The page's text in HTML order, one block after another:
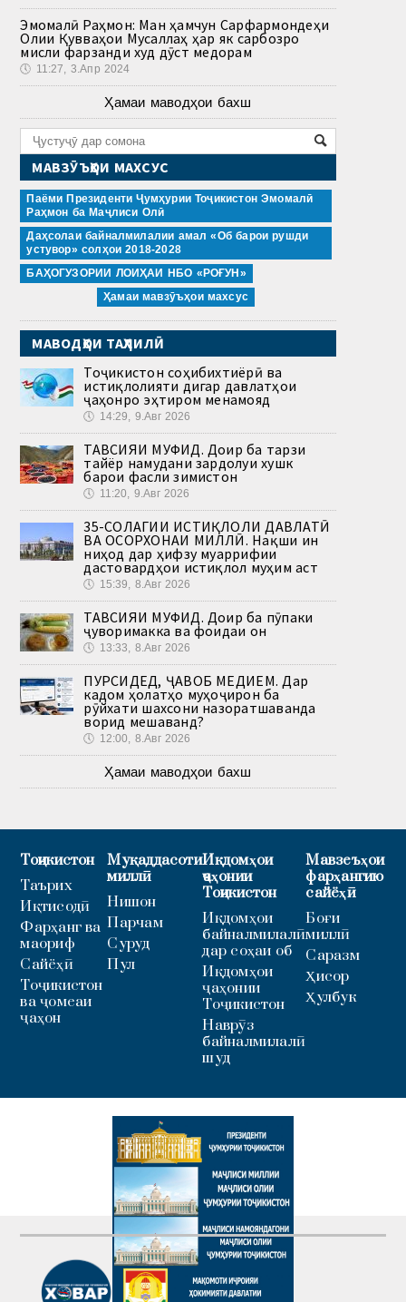
Эмомалӣ Раҳмон: Ман ҳамчун Сарфармондеҳи
Олии Қувваҳои Мусаллаҳ ҳар як сарбозро
мисли фарзанди худ дӯст медорам
🕔 11:27, 3.Апр 2024
Ҳамаи маводҳои бахш
МАВЗӮЪҲОИ МАХСУС
Паёми Президенти Ҷумҳурии Тоҷикистон Эмомалӣ
Раҳмон ба Маҷлиси Олӣ
Даҳсолаи байналмилалии амал «Об барои рушди
устувор» солҳои 2018-2028
БАҲОГУЗОРИИ ЛОИҲАИ НБО «РОҒУН»
Ҳамаи мавзӯъҳои махсус
МАВОДҲОИ ТАҲЛИЛӢ
Тоҷикистон соҳибихтиёрӣ ва
истиқлолияти дигар давлатҳои
ҷаҳонро эҳтиром менамояд
🕔 14:29, 9.Авг 2026
ТАВСИЯИ МУФИД. Доир ба тарзи
тайёр намудани зардолуи хушк
барои фасли зимистон
🕔 11:20, 9.Авг 2026
35-СОЛАГИИ ИСТИҚЛОЛИ ДАВЛАТӢ
ВА ОСОРХОНАИ МИЛЛӢ. Нақши ин
ниҳод дар ҳифзу муаррифии
дастовардҳои истиқлол муҳим аст
🕔 15:39, 8.Авг 2026
ТАВСИЯИ МУФИД. Доир ба пӯпаки
ҷуворимакка ва фоидаи он
🕔 13:33, 8.Авг 2026
ПУРСИДЕД, ҶАВОБ МЕДИҲЕМ. Дар
кадом ҳолатҳо муҳоҷирон ба
рӯйхати шахсони назоратшаванда
ворид мешаванд?
🕔 12:00, 8.Авг 2026
Ҳамаи маводҳои бахш
Тоҷикистон
Таърих
Иқтисодӣ
Фарҳанг ва
маориф
Сайёҳӣ
Тоҷикистон
ва ҷомеаи
ҷаҳон
Муқаддасоти
миллӣ
Нишон
Парчам
Суруд
Пул
Иқдомҳои
ҷаҳонии
Тоҷикистон
Иқдомҳои
байналмилалӣ
дар соҳаи об
Иқдомҳои
ҷаҳонии
Тоҷикистон
Наврӯз
байналмилалӣ
шуд
Мавзеъҳои
фарҳангию
сайёҳӣ
Боғи
миллӣ
Саразм
Ҳисор
Ҳулбук